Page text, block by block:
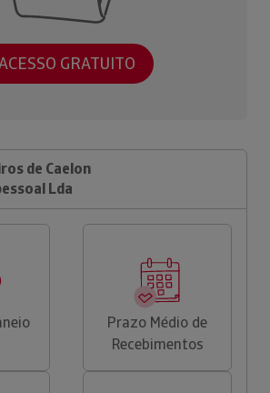
GRATUITO
de Caelon
Lda
Prazo Médio de
Recebimentos